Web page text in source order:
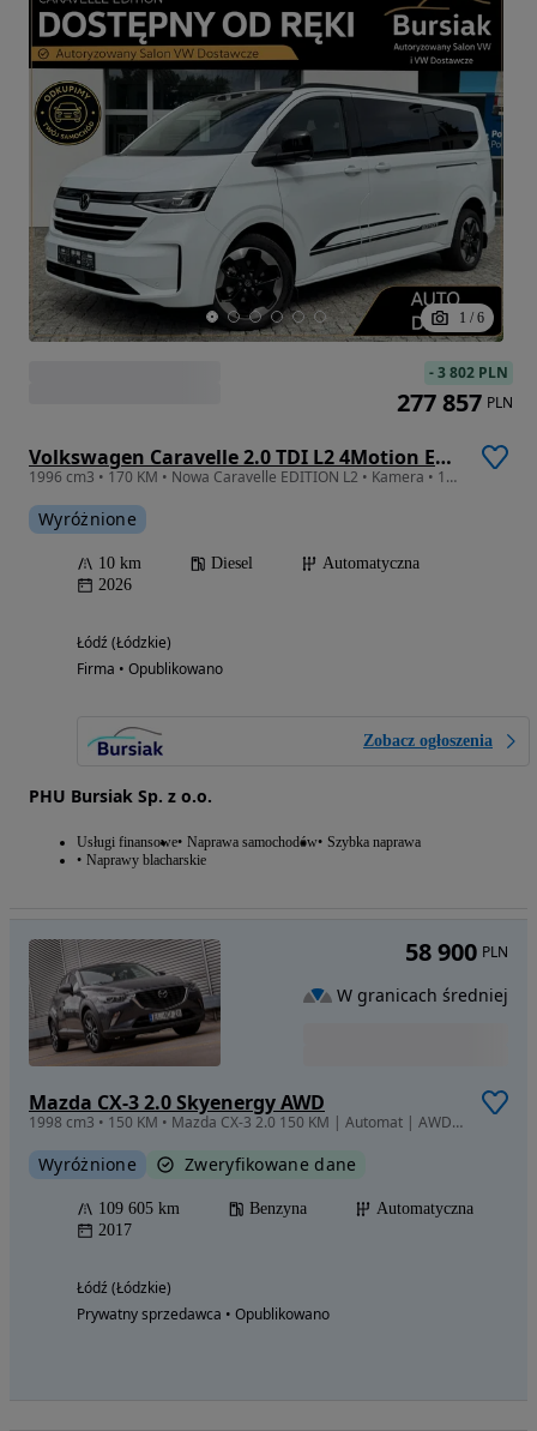
1 / 6
Volkswagen Caravelle 2.0 TDI L2 4Motion Edition
1996 cm3 • 170 KM • Nowa Caravelle EDITION L2 • Kamera • 170KM TDI • 4MOTION (964746)
Wyróżnione
10 km Diesel
Automatyczna
2026
Łódź (Łódzkie)
Firma • Opublikowano
Zobacz ogłoszenia
PHU Bursiak Sp. z o.o.
Usługi finansowe Naprawa samochodów Szybka naprawa
Naprawy blacharskie
-3 802 PLN
277 857 PLN
Mazda CX-3 2.0 Skyenergy AWD
1998 cm3 • 150 KM • Mazda CX-3 2.0 150 KM | Automat | AWD 4x4 | Bogate wyposażenie
Wyróżnione Zweryfikowane dane
109 605 km Benzyna
Automatyczna
2017
Łódź (Łódzkie)
Prywatny sprzedawca • Opublikowano
58 900 PLN
W granicach średniej